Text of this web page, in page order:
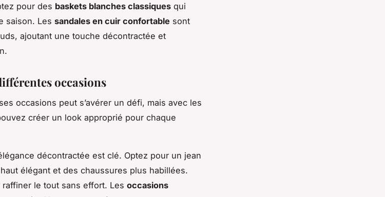
pour des baskets blanches classiques qui
saison. Les sandales en cuir confortable sont
ajoutant une touche décontractée et
occasions
occasions peut s’avérer un défi, mais avec les
créer un look approprié pour chaque
décontractée est clé. Optez pour un jean
élégant et des chaussures plus habillées.
le tout sans effort. Les occasions